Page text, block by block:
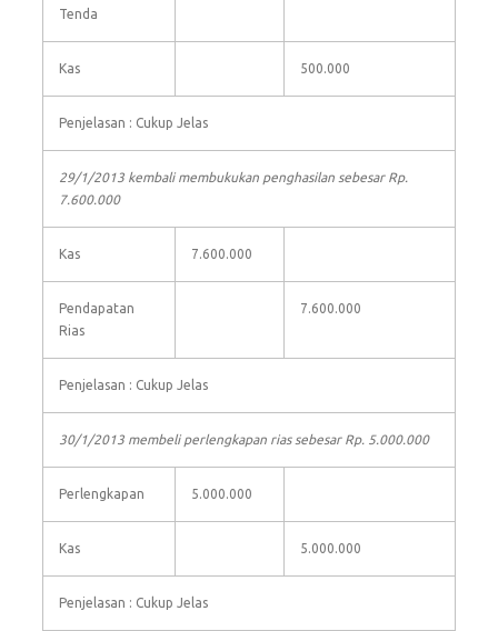
Tenda
Kas 500.000
Penjelasan : Cukup Jelas
29/1/2013 kembali membukukan penghasilan sebesar Rp.
7.600.000
Kas 7.600.000
Pendapatan
Rias
7.600.000
Penjelasan : Cukup Jelas
30/1/2013 membeli perlengkapan rias sebesar Rp. 5.000.000
Perlengkapan 5.000.000
Kas 5.000.000
Penjelasan : Cukup Jelas